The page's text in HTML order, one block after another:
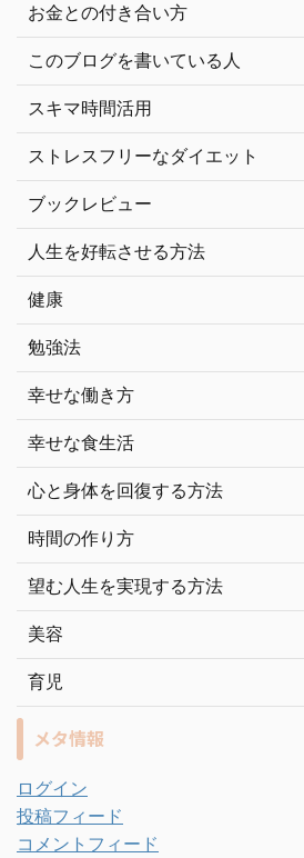
お金との付き合い方
このブログを書いている人
スキマ時間活用
ストレスフリーなダイエット
ブックレビュー
人生を好転させる方法
健康
勉強法
幸せな働き方
幸せな食生活
心と身体を回復する方法
時間の作り方
望む人生を実現する方法
美容
育児
メタ情報
ログイン
投稿フィード
コメントフィード